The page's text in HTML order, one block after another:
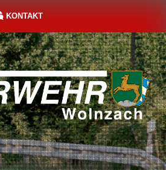
KONTAKT